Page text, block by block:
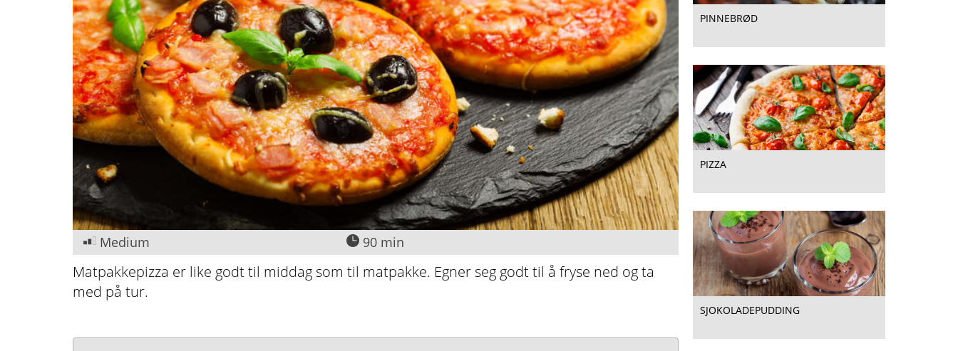
Medium 90 min
Matpakkepizza er like godt til middag som til matpakke. Egner seg godt til å fryse ned og ta
med på tur.
PINNEBRØD
PIZZA
SJOKOLADEPUDDING